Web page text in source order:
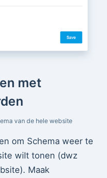
met
van de hele website
om Schema weer te
wilt tonen (dwz
Maak